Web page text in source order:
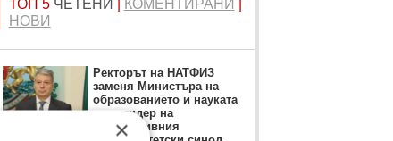
ТОП 5 ЧЕТЕНИ КОМЕНТИРАНИ
НОВИ
Ректорът на НАТФИЗ
заменя Министъра на
образованието и науката
като лидер на
алтернативния
×